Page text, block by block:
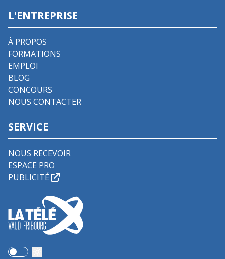
L'ENTREPRISE
À PROPOS
FORMATIONS
EMPLOI
BLOG
CONCOURS
NOUS CONTACTER
SERVICE
NOUS RECEVOIR
ESPACE PRO
PUBLICITÉ
Use setting